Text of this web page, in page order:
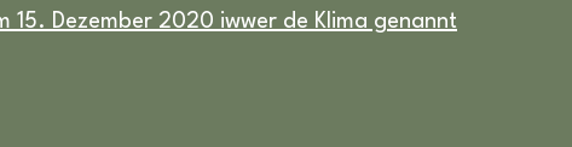
15. Dezember 2020 iwwer de Klima genannt